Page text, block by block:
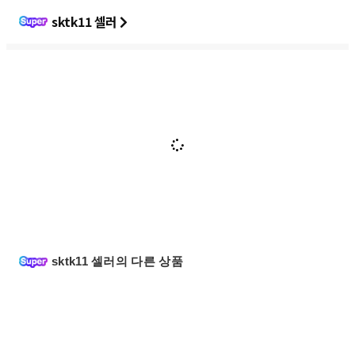
sktk11 셀러
sktk11 셀러의 다른 상품